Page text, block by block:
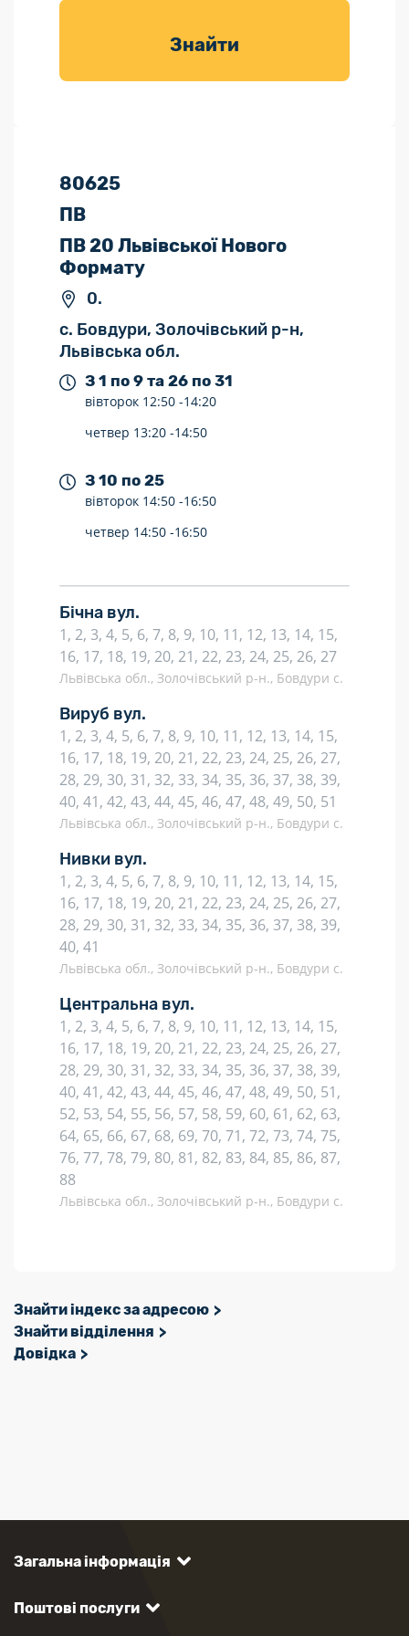
товарів для
Знайти
80625
ПВ
ПВ 20 Львівської Нового
Формату
0.
с. Бовдури, Золочівський р-н,
Львівська обл.
З 1 по 9 та 26 по 31
вівторок 12:50 -14:20
четвер 13:20 -14:50
З 10 по 25
вівторок 14:50 -16:50
четвер 14:50 -16:50
Бічна вул.
1, 2, 3, 4, 5, 6, 7, 8, 9, 10, 11, 12, 13, 14, 15,
16, 17, 18, 19, 20, 21, 22, 23, 24, 25, 26, 27
Львівська обл., Золочівський р-н., Бовдури с.
Вируб вул.
1, 2, 3, 4, 5, 6, 7, 8, 9, 10, 11, 12, 13, 14, 15,
16, 17, 18, 19, 20, 21, 22, 23, 24, 25, 26, 27,
28, 29, 30, 31, 32, 33, 34, 35, 36, 37, 38, 39,
40, 41, 42, 43, 44, 45, 46, 47, 48, 49, 50, 51
Львівська обл., Золочівський р-н., Бовдури с.
Нивки вул.
1, 2, 3, 4, 5, 6, 7, 8, 9, 10, 11, 12, 13, 14, 15,
16, 17, 18, 19, 20, 21, 22, 23, 24, 25, 26, 27,
28, 29, 30, 31, 32, 33, 34, 35, 36, 37, 38, 39,
40, 41
Львівська обл., Золочівський р-н., Бовдури с.
Центральна вул.
1, 2, 3, 4, 5, 6, 7, 8, 9, 10, 11, 12, 13, 14, 15,
16, 17, 18, 19, 20, 21, 22, 23, 24, 25, 26, 27,
28, 29, 30, 31, 32, 33, 34, 35, 36, 37, 38, 39,
40, 41, 42, 43, 44, 45, 46, 47, 48, 49, 50, 51,
52, 53, 54, 55, 56, 57, 58, 59, 60, 61, 62, 63,
64, 65, 66, 67, 68, 69, 70, 71, 72, 73, 74, 75,
76, 77, 78, 79, 80, 81, 82, 83, 84, 85, 86, 87,
88
Львівська обл., Золочівський р-н., Бовдури с.
Знайти індекс за адресою
Знайти відділення
Довідка
Загальна інформація
Поштові послуги